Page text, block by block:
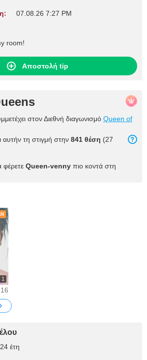
07.08.26 7:27 PM
room!
Αποστολή tip
στον Διεθνή διαγωνισμό Queen of
αυτήν τη στιγμή στην 841 θέση (27
φέρετε Queen-venny πιο κοντά στη
1
24 έτη